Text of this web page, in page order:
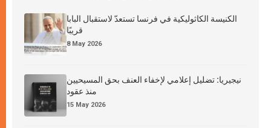
الكنيسة الكاثوليكية في فرنسا تستعدّ لاستقبال البابا
قريبًا
8 May 2026
نيجيريا: تضليل إعلامي لإخفاء العنف بحق المسيحيين
منذ عقود
15 May 2026